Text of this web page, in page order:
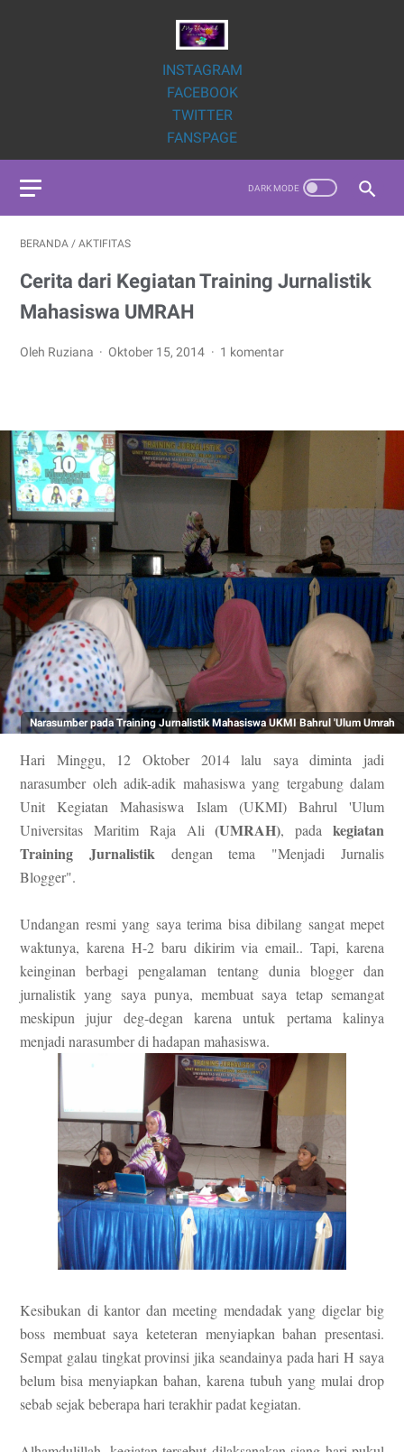
INSTAGRAM
FACEBOOK
TWITTER
FANSPAGE
BERANDA / AKTIFITAS
Cerita dari Kegiatan Training Jurnalistik
Mahasiswa UMRAH
Oleh Ruziana Oktober 15, 2014 1 komentar
Narasumber pada Training Jurnalistik Mahasiswa UKMI Bahrul 'Ulum Umrah
Hari Minggu, 12 Oktober 2014 lalu saya diminta jadi
narasumber oleh adik-adik mahasiswa yang tergabung dalam
Unit Kegiatan Mahasiswa Islam (UKMI) Bahrul 'Ulum
Universitas Maritim Raja Ali(UMRAH), padakegiatan
Training Jurnalistik dengan tema "Menjadi Jurnalis
Blogger".
Undangan resmi yang saya terima bisa dibilang sangat mepet
waktunya, karena H-2 baru dikirim via email.. Tapi, karena
keinginan berbagi pengalaman tentang dunia blogger dan
jurnalistik yang saya punya, membuat saya tetap semangat
meskipun jujur deg-degan karena untuk pertama kalinya
menjadi narasumber di hadapan mahasiswa.
Kesibukan di kantor dan meeting mendadak yang digelar big
boss membuat saya keteteran menyiapkan bahan presentasi.
Sempat galau tingkat provinsi jika seandainya pada hari H saya
belum bisa menyiapkan bahan, karena tubuh yang mulai drop
sebab sejak beberapa hari terakhir padat kegiatan.